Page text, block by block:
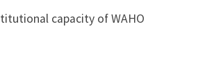
capacity of WAHO